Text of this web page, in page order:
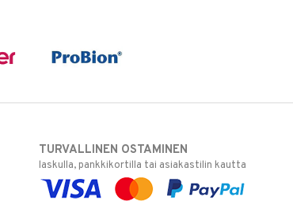
TURVALLINEN OSTAMINEN
laskulla, pankkikortilla tai asiakastilin kautta